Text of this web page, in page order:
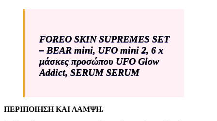
FOREO SKIN SUPREMES SET
– BEAR mini, UFO mini 2, 6 x
μάσκες προσώπου UFO Glow
Addict, SERUM SERUM
ΠΕΡΙΠΟΙΗΣΗ ΚΑΙ ΛΑΜΨΗ.